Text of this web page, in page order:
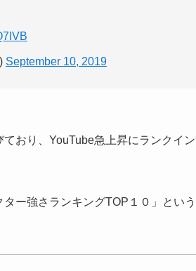
September 10, 2019
おり、YouTube急上昇にランクイ
ー強さランキングTOP１０」とい